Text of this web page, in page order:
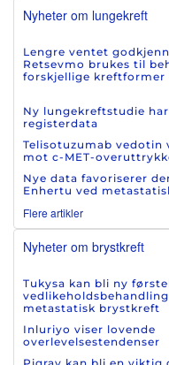
Nyheter om lungekreft
Lengre ventet
Retsevmo brukes til
forskjellige kreftformer
Ny lungekreftstudie
registerdata
Telisotuzumab vedotin
mot c-MET-
Nye data favoriserer
Enhertu ved
Flere artikler
Nyheter om brystkreft
Tukysa kan bli ny
vedlikeholdsbehandling
metastatisk brystkreft
Inluriyo viser lovende
overlevelsestendenser